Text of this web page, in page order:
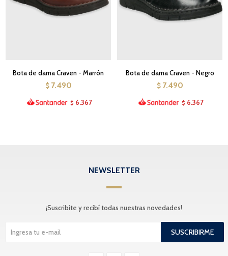
Bota de dama Craven - Marrón
$ 7.490
$ 6.367
Bota de dama Craven - Negro
$ 7.490
$ 6.367
NEWSLETTER
¡Suscribite y recibí todas nuestras novedades!
SUSCRIBIRME